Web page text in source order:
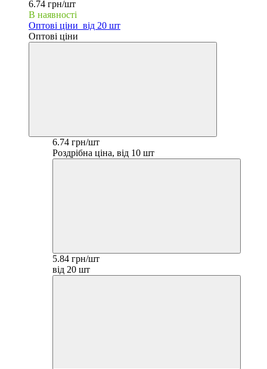
6.74 грн/шт
В наявності
Оптові ціни від 20 шт
Оптові ціни
6.74 грн/шт
Роздрібна ціна, від 10 шт
5.84 грн/шт
від 20 шт